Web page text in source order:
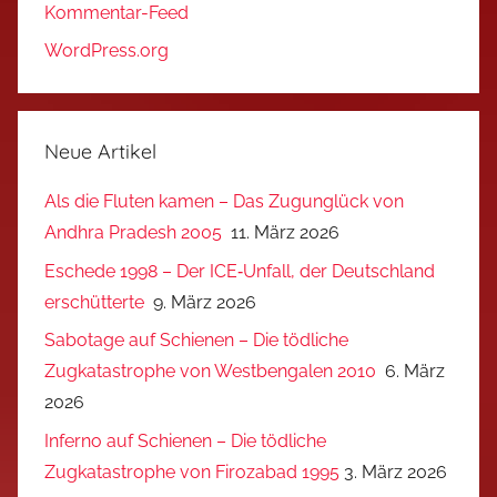
Kommentar-Feed
WordPress.org
Neue Artikel
Als die Fluten kamen – Das Zugunglück von
Andhra Pradesh 2005 11. März 2026
Eschede 1998 – Der ICE‑Unfall, der Deutschland
erschütterte 9. März 2026
Sabotage auf Schienen – Die tödliche
Zugkatastrophe von Westbengalen 2010 6. März
2026
Inferno auf Schienen – Die tödliche
Zugkatastrophe von Firozabad 1995 3. März 2026